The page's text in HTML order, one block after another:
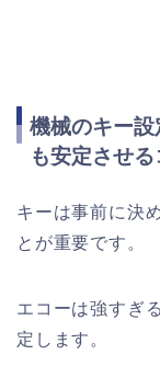
機械のキー
も安定させる
キーは事前に決
とが重要です。
エコーは強すぎ
定します。